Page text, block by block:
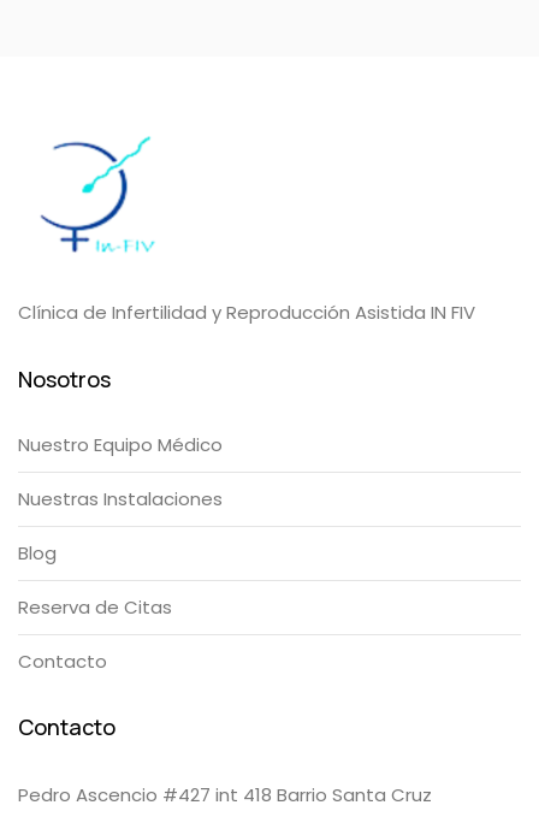
Clínica de Infertilidad y Reproducción Asistida IN FIV
Nosotros
Nuestro Equipo Médico
Nuestras Instalaciones
Blog
Reserva de Citas
Contacto
Contacto
Pedro Ascencio #427 int 418 Barrio Santa Cruz